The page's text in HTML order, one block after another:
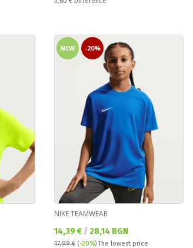
NEW -20%
NIKE TEAMWEAR
Текуща цена:
14,39 € / 28,14 BGN
17,99 € (-20%)The lowest price